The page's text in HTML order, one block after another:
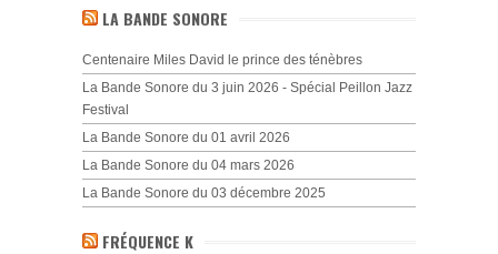
LA BANDE SONORE
Centenaire Miles David le prince des ténèbres
La Bande Sonore du 3 juin 2026 - Spécial Peillon Jazz
Festival
La Bande Sonore du 01 avril 2026
La Bande Sonore du 04 mars 2026
La Bande Sonore du 03 décembre 2025
FRÉQUENCE K